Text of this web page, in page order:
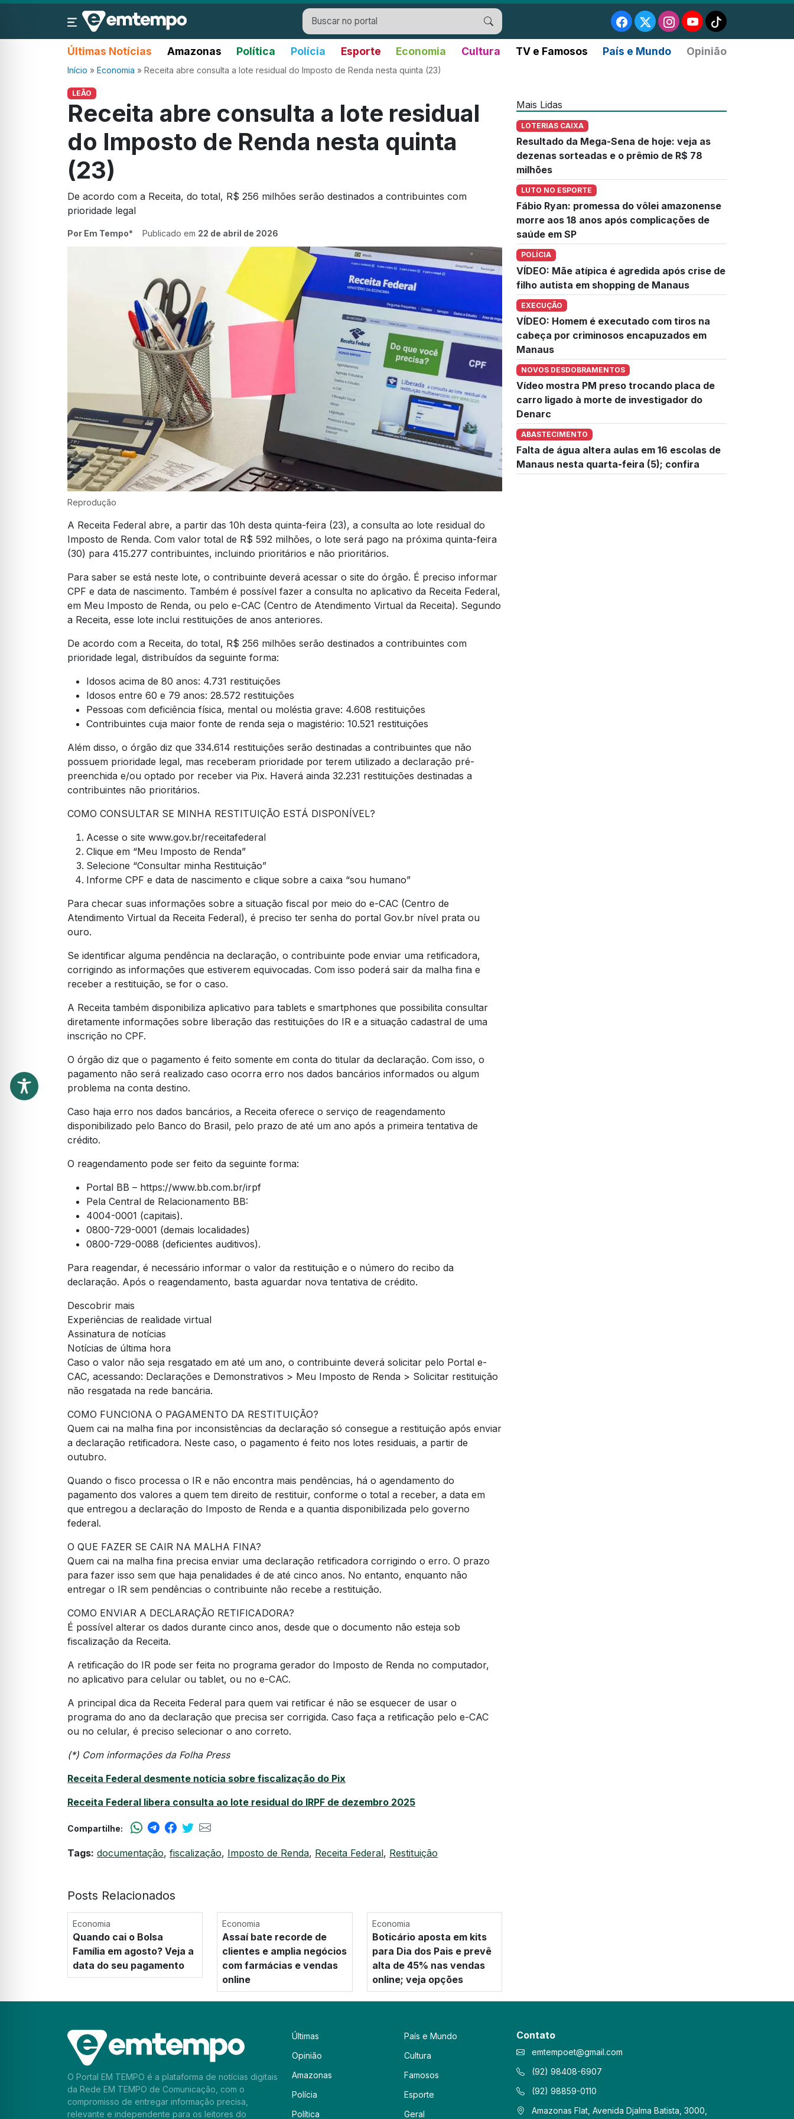
Últimas Notícias Amazonas Política Polícia Esporte Economia Cultura TV e Famosos País e Mundo Opinião
Início » Economia » Receita abre consulta a lote residual do Imposto de Renda nesta quinta (23)
LEÃO
Receita abre consulta a lote residual
do Imposto de Renda nesta quinta
(23)
De acordo com a Receita, do total, R$ 256 milhões serão destinados a contribuintes com
prioridade legal
Por Em Tempo* Publicado em 22 de abril de 2026
Reprodução
A Receita Federal abre, a partir das 10h desta quinta-feira (23), a consulta ao lote residual do
Imposto de Renda. Com valor total de R$ 592 milhões, o lote será pago na próxima quinta-feira
(30) para 415.277 contribuintes, incluindo prioritários e não prioritários.
Para saber se está neste lote, o contribuinte deverá acessar o site do órgão. É preciso informar
CPF e data de nascimento. Também é possível fazer a consulta no aplicativo da Receita Federal,
em Meu Imposto de Renda, ou pelo e-CAC (Centro de Atendimento Virtual da Receita). Segundo
a Receita, esse lote inclui restituições de anos anteriores.
De acordo com a Receita, do total, R$ 256 milhões serão destinados a contribuintes com
prioridade legal, distribuídos da seguinte forma:
Idosos acima de 80 anos: 4.731 restituições
Idosos entre 60 e 79 anos: 28.572 restituições
Pessoas com deficiência física, mental ou moléstia grave: 4.608 restituições
Contribuintes cuja maior fonte de renda seja o magistério: 10.521 restituições
Além disso, o órgão diz que 334.614 restituições serão destinadas a contribuintes que não
possuem prioridade legal, mas receberam prioridade por terem utilizado a declaração pré-
preenchida e/ou optado por receber via Pix. Haverá ainda 32.231 restituições destinadas a
contribuintes não prioritários.
COMO CONSULTAR SE MINHA RESTITUIÇÃO ESTÁ DISPONÍVEL?
Acesse o site www.gov.br/receitafederal
Clique em “Meu Imposto de Renda”
Selecione “Consultar minha Restituição”
Informe CPF e data de nascimento e clique sobre a caixa “sou humano”
Para checar suas informações sobre a situação fiscal por meio do e-CAC (Centro de
Atendimento Virtual da Receita Federal), é preciso ter senha do portal Gov.br nível prata ou
ouro.
Se identificar alguma pendência na declaração, o contribuinte pode enviar uma retificadora,
corrigindo as informações que estiverem equivocadas. Com isso poderá sair da malha fina e
receber a restituição, se for o caso.
A Receita também disponibiliza aplicativo para tablets e smartphones que possibilita consultar
diretamente informações sobre liberação das restituições do IR e a situação cadastral de uma
inscrição no CPF.
O órgão diz que o pagamento é feito somente em conta do titular da declaração. Com isso, o
pagamento não será realizado caso ocorra erro nos dados bancários informados ou algum
problema na conta destino.
Caso haja erro nos dados bancários, a Receita oferece o serviço de reagendamento
disponibilizado pelo Banco do Brasil, pelo prazo de até um ano após a primeira tentativa de
crédito.
O reagendamento pode ser feito da seguinte forma:
Portal BB – https://www.bb.com.br/irpf
Pela Central de Relacionamento BB:
4004-0001 (capitais).
0800-729-0001 (demais localidades)
0800-729-0088 (deficientes auditivos).
Para reagendar, é necessário informar o valor da restituição e o número do recibo da
declaração. Após o reagendamento, basta aguardar nova tentativa de crédito.
Descobrir mais
Experiências de realidade virtual
Assinatura de notícias
Notícias de última hora
Caso o valor não seja resgatado em até um ano, o contribuinte deverá solicitar pelo Portal e-
CAC, acessando: Declarações e Demonstrativos > Meu Imposto de Renda > Solicitar restituição
não resgatada na rede bancária.
COMO FUNCIONA O PAGAMENTO DA RESTITUIÇÃO?
Quem cai na malha fina por inconsistências da declaração só consegue a restituição após enviar
a declaração retificadora. Neste caso, o pagamento é feito nos lotes residuais, a partir de
outubro.
Quando o fisco processa o IR e não encontra mais pendências, há o agendamento do
pagamento dos valores a quem tem direito de restituir, conforme o total a receber, a data em
que entregou a declaração do Imposto de Renda e a quantia disponibilizada pelo governo
federal.
O QUE FAZER SE CAIR NA MALHA FINA?
Quem cai na malha fina precisa enviar uma declaração retificadora corrigindo o erro. O prazo
para fazer isso sem que haja penalidades é de até cinco anos. No entanto, enquanto não
entregar o IR sem pendências o contribuinte não recebe a restituição.
COMO ENVIAR A DECLARAÇÃO RETIFICADORA?
É possível alterar os dados durante cinco anos, desde que o documento não esteja sob
fiscalização da Receita.
A retificação do IR pode ser feita no programa gerador do Imposto de Renda no computador,
no aplicativo para celular ou tablet, ou no e-CAC.
A principal dica da Receita Federal para quem vai retificar é não se esquecer de usar o
programa do ano da declaração que precisa ser corrigida. Caso faça a retificação pelo e-CAC
ou no celular, é preciso selecionar o ano correto.
(*) Com informações da Folha Press
Receita Federal desmente notícia sobre fiscalização do Pix
Receita Federal libera consulta ao lote residual do IRPF de dezembro 2025
Compartilhe:
Tags: documentação, fiscalização, Imposto de Renda, Receita Federal, Restituição
Posts Relacionados
Economia
Quando cai o Bolsa
Família em agosto? Veja a
data do seu pagamento
Economia
Assaí bate recorde de
clientes e amplia negócios
com farmácias e vendas
online
Economia
Boticário aposta em kits
para Dia dos Pais e prevê
alta de 45% nas vendas
online; veja opções
Mais Lidas
LOTERIAS CAIXA
Resultado da Mega-Sena de hoje: veja as
dezenas sorteadas e o prêmio de R$ 78
milhões
LUTO NO ESPORTE
Fábio Ryan: promessa do vôlei amazonense
morre aos 18 anos após complicações de
saúde em SP
POLÍCIA
VÍDEO: Mãe atípica é agredida após crise de
filho autista em shopping de Manaus
EXECUÇÃO
VÍDEO: Homem é executado com tiros na
cabeça por criminosos encapuzados em
Manaus
NOVOS DESDOBRAMENTOS
Vídeo mostra PM preso trocando placa de
carro ligado à morte de investigador do
Denarc
ABASTECIMENTO
Falta de água altera aulas em 16 escolas de
Manaus nesta quarta-feira (5); confira
O Portal EM TEMPO é a plataforma de notícias digitais
da Rede EM TEMPO de Comunicação, com o
compromisso de entregar informação precisa,
relevante e independente para os leitores do
Últimas
Opinião
Amazonas
Polícia
Política
País e Mundo
Cultura
Famosos
Esporte
Geral
Contato
emtempoet@gmail.com
(92) 98408-6907
(92) 98859-0110
Amazonas Flat, Avenida Djalma Batista, 3000,